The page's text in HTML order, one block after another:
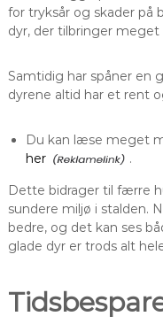
for tryksår og skader på
dyr, der tilbringer meget
Samtidig har spåner en
dyrene altid har et rent
Du kan læse meget
her
.
Dette bidrager til færre
sundere miljø i stalden.
bedre, og det kan ses
glade dyr er trods alt